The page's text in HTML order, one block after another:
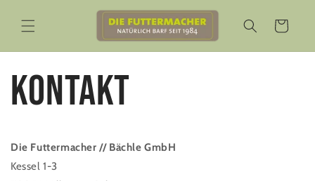
Inhalt
Warenkorb
Kontakt
Die Futtermacher // Bächle GmbH
Kessel 1-3